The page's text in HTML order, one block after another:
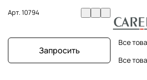
Арт.10794
Запросить
Все
Все